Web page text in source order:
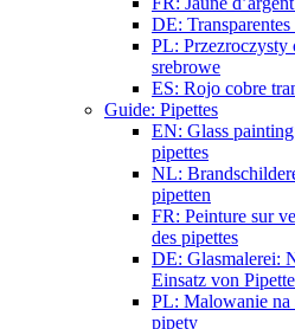
DE:
PL:
srebrowe
ES: Rojo cobre
Guide: Pipettes
EN: Glass
pipettes
NL:
pipetten
FR: Peinture sur
des pipettes
DE: Glasmalerei:
Einsatz von
PL: Malowanie na
pipety